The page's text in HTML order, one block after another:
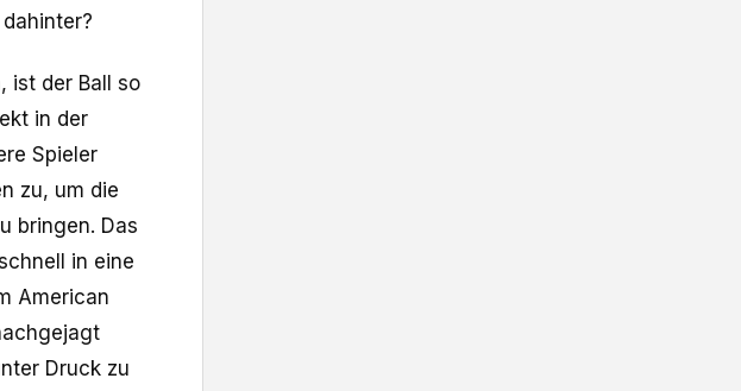
ist der Ball so
in der
Spieler
zu, um die
bringen. Das
in eine
American
Druck zu